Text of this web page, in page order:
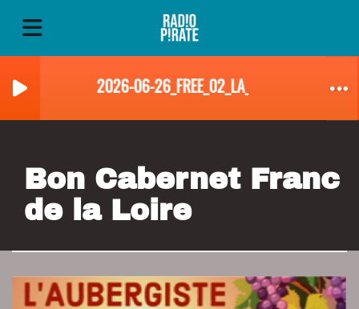
2026-06-26_FREE_02_LA_BOITE_AVEC_GERRY
Bon Cabernet Franc
de la Loire